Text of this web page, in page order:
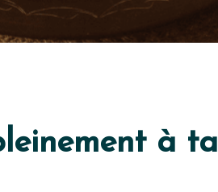
à ta